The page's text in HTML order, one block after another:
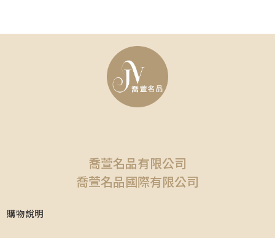
喬萱名品有限公司
喬萱名品國際有限公司
購物說明